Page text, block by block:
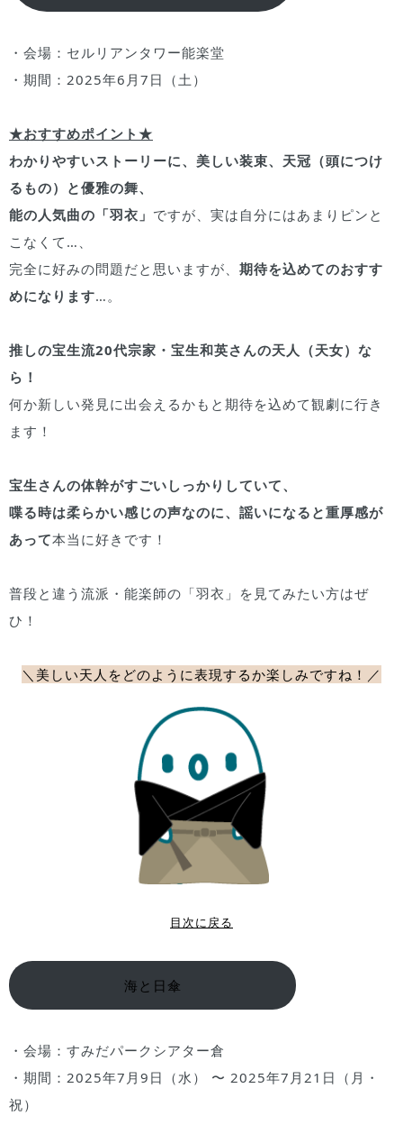
・会場：セルリアンタワー能楽堂
・期間：2025年6月7日（土）
★おすすめポイント★
わかりやすいストーリーに、美しい装束、天冠（頭につけ
るもの）と優雅の舞、
能の人気曲の「羽衣」 ですが、実は自分にはあまりピンと
こなくて…、
完全に好みの問題だと思いますが、 期待を込めてのおすす
めになります…。
推しの宝生流20代宗家・宝生和英さんの天人（天女）な
ら！
何か新しい発見に出会えるかもと期待を込めて観劇に行き
ます！
宝生さんの体幹がすごいしっかりしていて、
喋る時は柔らかい感じの声なのに、謡いになると重厚感が
あって本当に好きです！
普段と違う流派・能楽師の「羽衣」を見てみたい方はぜ
ひ！
＼美しい天人をどのように表現するか楽しみですね！ ／
目次に戻る
海と日傘
・会場：すみだパークシアター倉
・期間：2025年7月9日（水） 〜 2025年7月21日（月・
祝）